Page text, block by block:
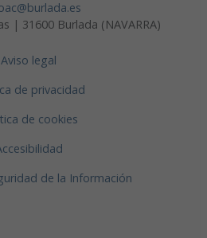
| 31600 Burlada (NAVARRA)
Aviso legal
de privacidad
de cookies
de la Información